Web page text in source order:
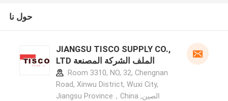
حول نا
JIANGSU TISCO SUPPLY CO.,
LTD الملف الشركة المصنعة
Room 3310, NO, 32, Chengnan
Road, Xinwu District, Wuxi City,
Jiangsu Province，China ,الصين